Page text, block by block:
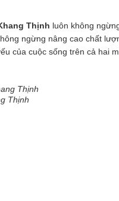
Thịnh luôn không
ngừng nâng cao chất
của cuộc sống trên cả hai
Thịnh